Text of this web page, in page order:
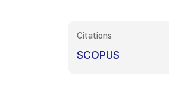
Citations
SCOPUS